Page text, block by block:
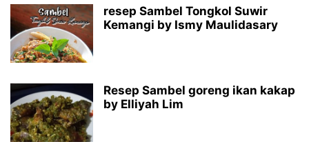
resep Sambel Tongkol Suwir
Kemangi by Ismy Maulidasary
Resep Sambel goreng ikan kakap
by Elliyah Lim